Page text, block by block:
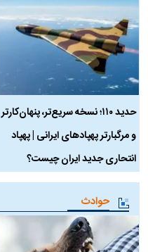
حدید ۱۱۰؛ نسخه سریع‌تر، پنهان‌کارتر
و مرگبارتر پهپادهای ایرانی | پهپاد
انتحاری جدید ایران چیست؟
حوادث